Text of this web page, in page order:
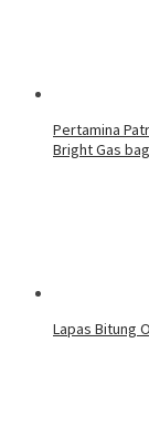
Pertamina
Bright Gas
Lapas Bitung